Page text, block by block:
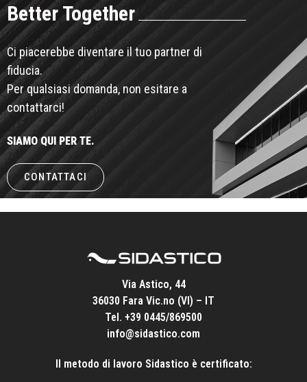
Better Together
Ci piacerebbe diventare il tuo partner di
fiducia.
Per qualsiasi domanda, non esitare a
contattarci!
SIAMO QUI PER TE.
CONTATTACI
Via Astico, 44
36030 Fara Vic.no (VI) – IT
Tel. +39 0445/869500
info@sidastico.com
Il metodo di lavoro Sidastico è certificato: